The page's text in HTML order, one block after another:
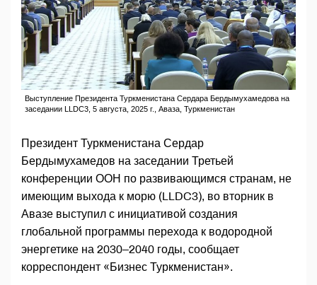
Выступление Президента Туркменистана Сердара Бердымухамедова на
заседании LLDC3, 5 августа, 2025 г., Аваза, Туркменистан
Президент Туркменистана Сердар
Бердымухамедов на заседании Третьей
конференции ООН по развивающимся странам, не
имеющим выхода к морю (LLDC3), во вторник в
Авазе выступил с инициативой создания
глобальной программы перехода к водородной
энергетике на 2030–2040 годы, сообщает
корреспондент «Бизнес Туркменистан».